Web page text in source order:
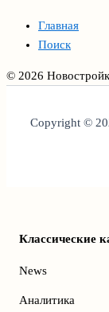
Главная
Поиск
© 2026
Copyright ©
Классические
News
Аналитика